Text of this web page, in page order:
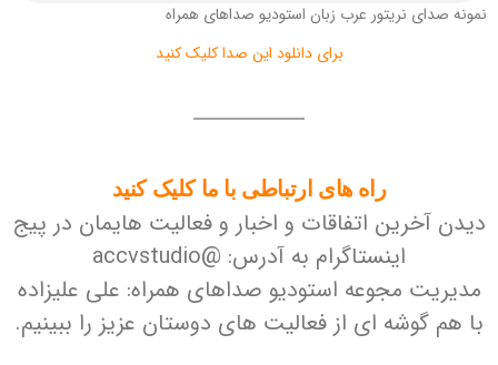
نمونه صدای نریتور عرب زبان استودیو صداهای همراه
برای دانلود این صدا کلیک کنید
راه های ارتباطی با ما کلیک کنید
دیدن آخرین اتفاقات و اخبار و فعالیت هایمان در پیج
اینستاگرام به آدرس: @accvstudio
مدیریت مجوعه استودیو صداهای همراه: علی علیزاده
با هم گوشه ای از فعالیت های دوستان عزیز را ببینیم.